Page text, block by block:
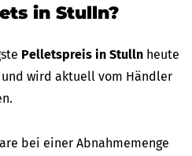
in Stulln?
Pelletspreis in Stulln heute
und wird aktuell vom Händler
bei einer Abnahmemenge